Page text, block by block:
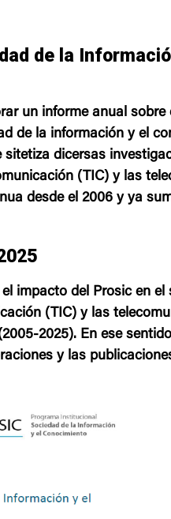
de la
un informe anual sobre
de la información y el
dicersas
(TIC) y las
desde el 2006 y ya
impacto del Prosic en el
(TIC) y las
2025). En ese
y las